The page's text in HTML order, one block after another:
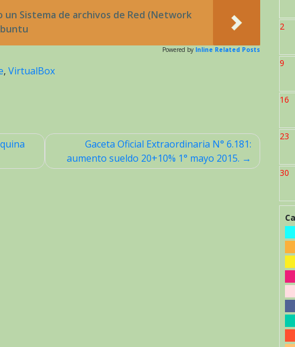
un Sistema de archivos de Red (Network
Powered by Inline Related Posts
, VirtualBox
Gaceta Oficial Extraordinaria N° 6.181:
aumento sueldo 20+10% 1° mayo 2015.
2
9
16
23
30